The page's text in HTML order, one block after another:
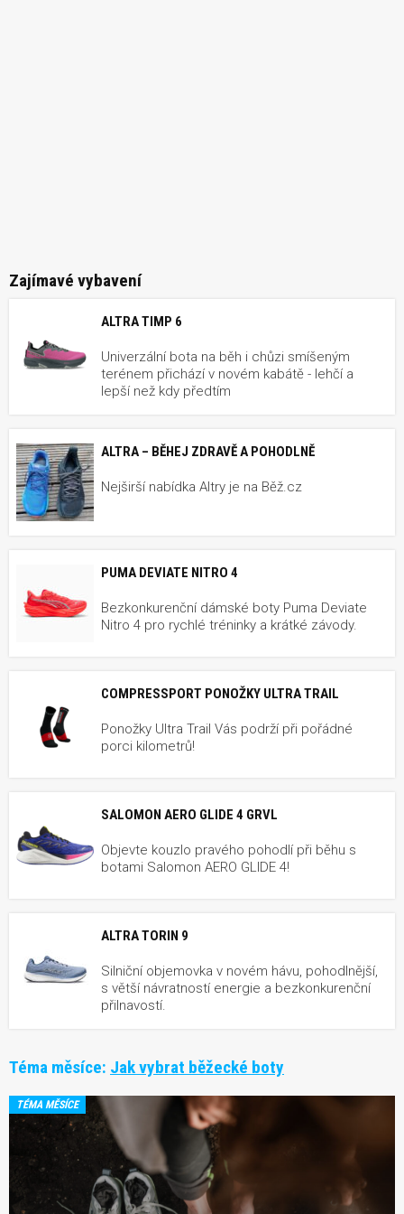
Zajímavé vybavení
ALTRA TIMP 6
Univerzální bota na běh i chůzi smíšeným
terénem přichází v novém kabátě - lehčí a
lepší než kdy předtím
ALTRA – BĚHEJ ZDRAVĚ A POHODLNĚ
Nejširší nabídka Altry je na Běž.cz
PUMA DEVIATE NITRO 4
Bezkonkurenční dámské boty Puma Deviate
Nitro 4 pro rychlé tréninky a krátké závody.
COMPRESSPORT PONOŽKY ULTRA TRAIL
Ponožky Ultra Trail Vás podrží při pořádné
porci kilometrů!
SALOMON AERO GLIDE 4 GRVL
Objevte kouzlo pravého pohodlí při běhu s
botami Salomon AERO GLIDE 4!
ALTRA TORIN 9
Silniční objemovka v novém hávu, pohodlnější,
s větší návratností energie a bezkonkurenční
přilnavostí.
Téma měsíce: Jak vybrat běžecké boty
TÉMA MĚSÍCE